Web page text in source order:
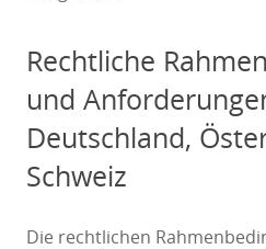
Rechtliche
und
Deutschland,
Schweiz
Die rechtlichen